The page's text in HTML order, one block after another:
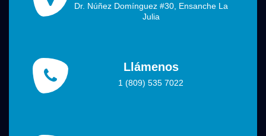
Dr. Núñez Domínguez #30, Ensanche La
Julia
Llámenos
1 (809) 535 7022